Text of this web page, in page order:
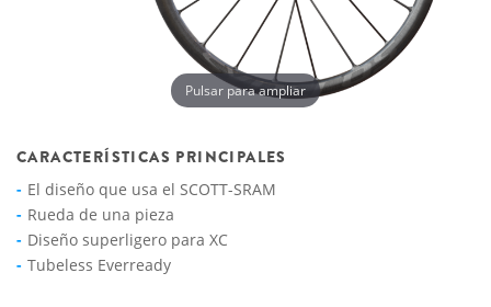
Pulsar para ampliar
CARACTERÍSTICAS PRINCIPALES
El diseño que usa el SCOTT-SRAM
Rueda de una pieza
Diseño superligero para XC
Tubeless Everready